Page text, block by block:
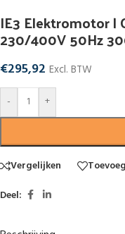
IE3 Elektromotor |
230/400V 50Hz
€295,92 Excl. BTW
-
+
Vergelijken
Deel: